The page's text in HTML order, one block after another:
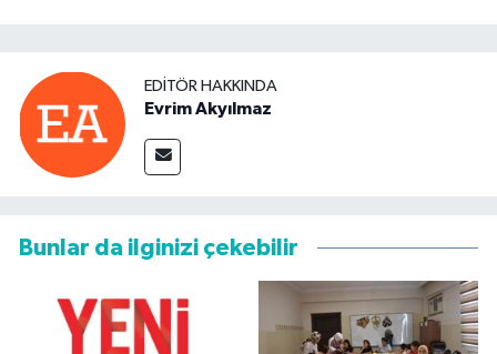
EDITÖR HAKKINDA
Evrim Akyılmaz
Bunlar da ilginizi çekebilir